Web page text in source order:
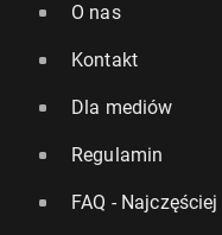
O nas
Kontakt
Dla mediów
Regulamin
FAQ -